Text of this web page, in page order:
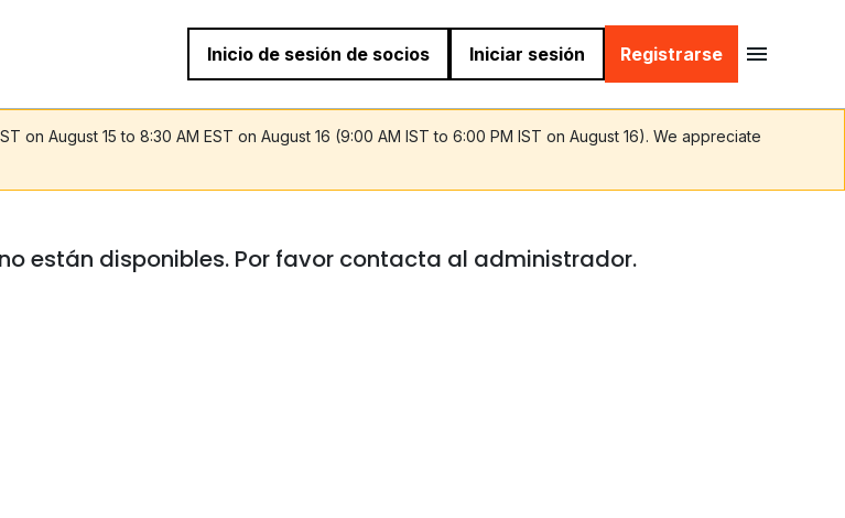
Inicio de sesión de socios Iniciar sesión Registrarse
on August 15 to 8:30 AM EST on August 16 (9:00 AM IST to 6:00 PM IST on August 16). We appreciate
están disponibles. Por favor contacta al administrador.